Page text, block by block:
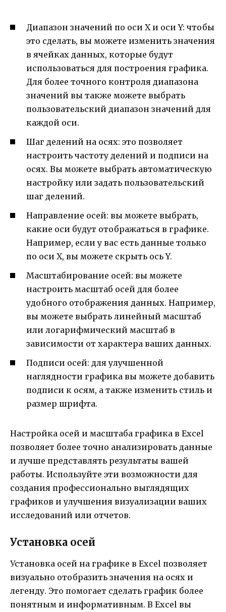
Диапазон значений по оси X и оси Y: чтобы
это сделать, вы можете изменить значения
в ячейках данных, которые будут
использоваться для построения графика.
Для более точного контроля диапазона
значений вы также можете выбрать
пользовательский диапазон значений для
каждой оси.
Шаг делений на осях: это позволяет
настроить частоту делений и подписи на
осях. Вы можете выбрать автоматическую
настройку или задать пользовательский
шаг делений.
Направление осей: вы можете выбрать,
какие оси будут отображаться в графике.
Например, если у вас есть данные только
по оси X, вы можете скрыть ось Y.
Масштабирование осей: вы можете
настроить масштаб осей для более
удобного отображения данных. Например,
вы можете выбрать линейный масштаб
или логарифмический масштаб в
зависимости от характера ваших данных.
Подписи осей: для улучшенной
наглядности графика вы можете добавить
подписи к осям, а также изменить стиль и
размер шрифта.
Настройка осей и масштаба графика в Excel
позволяет более точно анализировать данные
и лучше представлять результаты вашей
работы. Используйте эти возможности для
создания профессионально выглядящих
графиков и улучшения визуализации ваших
исследований или отчетов.
Установка осей
Установка осей на графике в Excel позволяет
визуально отобразить значения на осях и
легенду. Это помогает сделать график более
понятным и информативным. В Excel вы